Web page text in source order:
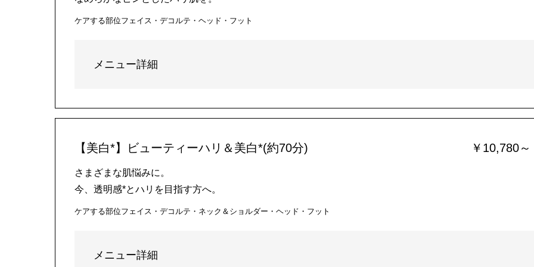
ケアする部位フェイス・デコルテ・ヘッド・フット
メニュー詳細
【美白*】ビューティーハリ＆美白*(約70分) ￥10,780～
さまざまな肌悩みに。
今、透明感*とハリを目指す方へ。
ケアする部位フェイス・デコルテ・ネック＆ショルダー・ヘッド・フット
メニュー詳細